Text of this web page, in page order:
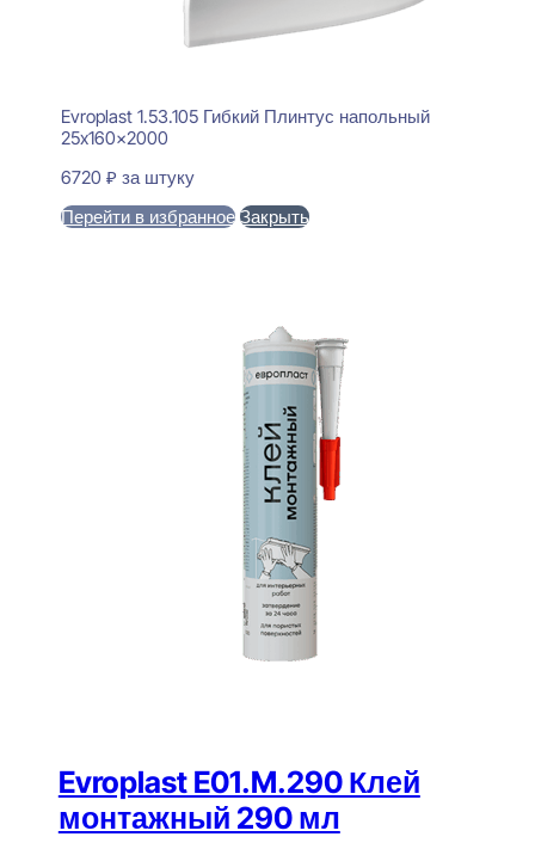
Evroplast 1.53.105 Гибкий Плинтус напольный
25x160x2000
6720 ₽ за штуку
Перейти в избранное Закрыть
Evroplast E01.M.290 Клей
монтажный 290 мл